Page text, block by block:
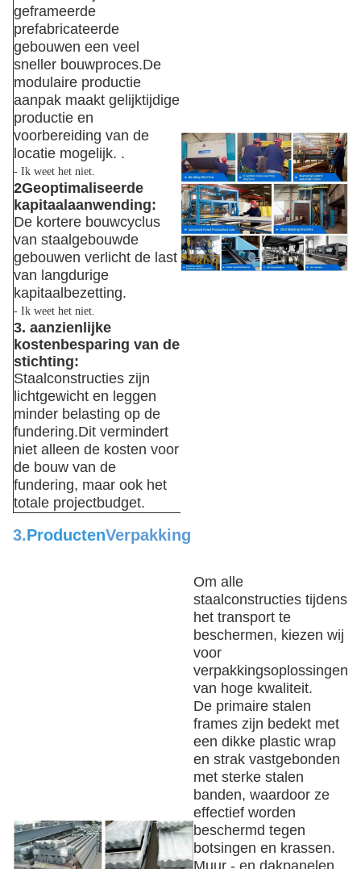
geframeerde
prefabricateerde
gebouwen een veel
sneller bouwproces.De
modulaire productie
aanpak maakt gelijktijdige
productie en
voorbereiding van de
locatie mogelijk. .
- Ik weet het niet.
2Geoptimaliseerde
kapitaalaanwending:
De kortere bouwcyclus
van staalgebouwde
gebouwen verlicht de last
van langdurige
kapitaalbezetting.
- Ik weet het niet.
3. aanzienlijke
kostenbesparing van de
stichting:
Staalconstructies zijn
lichtgewicht en leggen
minder belasting op de
fundering.Dit vermindert
niet alleen de kosten voor
de bouw van de
fundering, maar ook het
totale projectbudget.
3.ProductenVerpakking
Om alle
staalconstructies tijdens
het transport te
beschermen, kiezen wij
voor
verpakkingsoplossingen
van hoge kwaliteit.
De primaire stalen
frames zijn bedekt met
een dikke plastic wrap
en strak vastgebonden
met sterke stalen
banden, waardoor ze
effectief worden
beschermd tegen
botsingen en krassen.